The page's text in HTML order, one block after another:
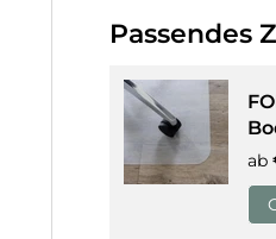
Passendes
ab